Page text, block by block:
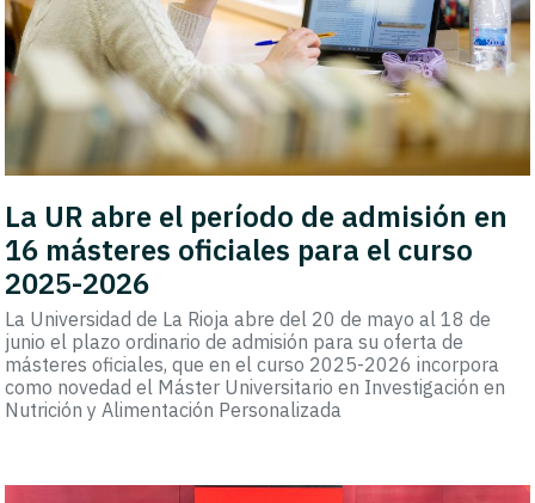
La UR abre el período de admisión en
16 másteres oficiales para el curso
2025-2026
La Universidad de La Rioja abre del 20 de mayo al 18 de
junio el plazo ordinario de admisión para su oferta de
másteres oficiales, que en el curso 2025-2026 incorpora
como novedad el Máster Universitario en Investigación en
Nutrición y Alimentación Personalizada